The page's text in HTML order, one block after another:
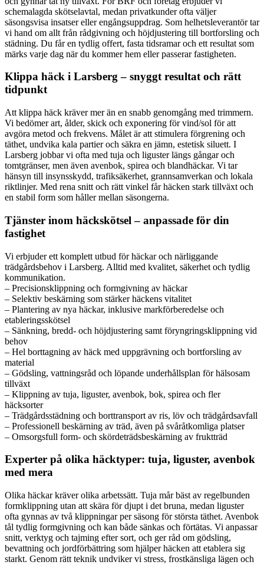
schemalagda skötselavtal, medan privatkunder ofta väljer
säsongsvisa insatser eller engångsuppdrag. Som helhetsleverantör tar
vi hand om allt från rådgivning och höjdjustering till bortforsling och
städning. Du får en tydlig offert, fasta tidsramar och ett resultat som
märks varje dag när du kommer hem eller passerar fastigheten.
Klippa häck i Larsberg – snyggt resultat och rätt
tidpunkt
Att klippa häck kräver mer än en snabb genomgång med trimmern.
Vi bedömer art, ålder, skick och exponering för vind/sol för att
avgöra metod och frekvens. Målet är att stimulera förgrening och
täthet, undvika kala partier och säkra en jämn, estetisk siluett. I
Larsberg jobbar vi ofta med tuja och liguster längs gångar och
tomtgränser, men även avenbok, spirea och blandhäckar. Vi tar
hänsyn till insynsskydd, trafiksäkerhet, grannsamverkan och lokala
riktlinjer. Med rena snitt och rätt vinkel får häcken stark tillväxt och
en stabil form som håller mellan säsongerna.
Tjänster inom häckskötsel – anpassade för din
fastighet
Vi erbjuder ett komplett utbud för häckar och närliggande
trädgårdsbehov i Larsberg. Alltid med kvalitet, säkerhet och tydlig
kommunikation.
– Precisionsklippning och formgivning av häckar
– Selektiv beskärning som stärker häckens vitalitet
– Plantering av nya häckar, inklusive markförberedelse och
etableringsskötsel
– Sänkning, bredd- och höjdjustering samt föryngringsklippning vid
behov
– Hel borttagning av häck med uppgrävning och bortforsling av
material
– Gödsling, vattningsråd och löpande underhållsplan för hälsosam
tillväxt
– Klippning av tuja, liguster, avenbok, bok, spirea och fler
häcksorter
– Trädgårdsstädning och borttransport av ris, löv och trädgårdsavfall
– Professionell beskärning av träd, även på svåråtkomliga platser
– Omsorgsfull form- och skördeträdsbeskärning av fruktträd
Experter på olika häcktyper: tuja, liguster, avenbok
med mera
Olika häckar kräver olika arbetssätt. Tuja mår bäst av regelbunden
formklippning utan att skära för djupt i det bruna, medan liguster
ofta gynnas av två klippningar per säsong för största täthet. Avenbok
tål tydlig formgivning och kan både sänkas och förtätas. Vi anpassar
snitt, verktyg och tajming efter sort, och ger råd om gödsling,
bevattning och jordförbättring som hjälper häcken att etablera sig
starkt. Genom rätt teknik undviker vi stress, frostkänsliga lägen och